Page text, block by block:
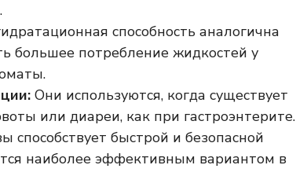
способность аналогична
большее потребление жидкостей у
Они используются, когда существует
или диареи, как при гастроэнтерите.
способствует быстрой и безопасной
наиболее эффективным вариантом в